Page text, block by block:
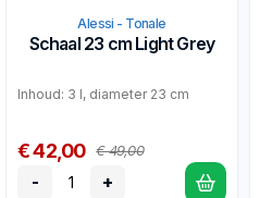
Alessi - Tonale
Schaal 23 cm Light Grey
Inhoud: 3 l, diameter 23 cm
€ 42,00 € 49,00
- +